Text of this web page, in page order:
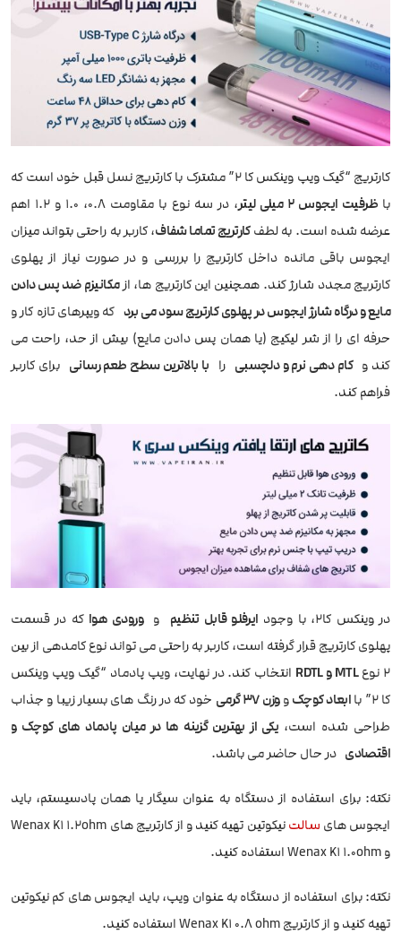
کارتریج “گیک ویپ وینکس کا 2” مشترک با کارتریج نسل قبل خود است که
باظرفیت ایجوس 2 میلی لیتر
، در سه نوع با مقاومت 0.8، 1.0 و 1.2 اهم
عرضه شده است. به لطفکارتریج تماما شفاف، کاربر به راحتی بتواند میزان
ایجوس باقی مانده داخل کارتریج را بررسی و در صورت نیاز از پهلوی
کارتریج مجدد شارژ کند. همچنین این کارتریج ها، ازمکانیزم ضد پس دادن
مایع و درگاه شارژ ایجوس در پهلوی کارتریج سود می برد که ویپرهای تازه کار و
حرفه ای را از شر لیکیج (یا همان پس دادن مایع) بیش از حد، راحت می
کند وکام دهی نرم و دلچسبی را با بالاترین سطح طعم رسانی برای کاربر
فراهم کند.
در وینکس کا2، با وجود ایرفلو قابل تنظیم وورودی هواکه در قسمت
پهلوی کارتریج قرار گرفته است، کاربر به راحتی می تواند نوع کامدهی از بین
2 نوع
MTL و RDTL
انتخاب کند. در نهایت، ویپ پادماد “گیک ویپ وینکس
کا 2” با
ابعاد کوچکووزن 37 گرمی
خود که در رنگ های بسیار زیبا و جذاب
طراحی شده است، یکی از بهترین گزینه ها در میان پادماد های کوچک و
اقتصادی در حال حاضر می باشد.
نکته: برای استفاده از دستگاه به عنوان سیگار یا همان پادسیستم، باید
ایجوس های سالت
نیکوتین تهیه کنید و از کارتریج های Wenax K1 1.2ohm
و Wenax K1 1.0ohm استفاده کنید.
نکته: برای استفاده از دستگاه به عنوان ویپ، باید ایجوس های کم نیکوتین
تهیه کنید و از کارتریج Wenax K1 0.8 ohm استفاده کنید.